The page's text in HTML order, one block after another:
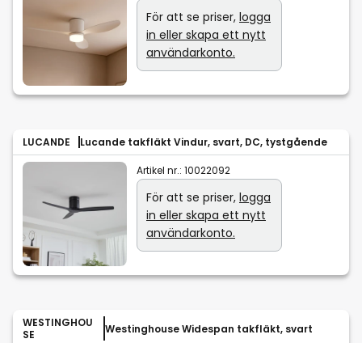
För att se priser, logga
in eller skapa ett nytt
användarkonto.
LUCANDE Lucande takfläkt Vindur, svart, DC, tystgående
Artikel nr.: 10022092
För att se priser, logga
in eller skapa ett nytt
användarkonto.
WESTINGHOU
SE
Westinghouse Widespan takfläkt, svart